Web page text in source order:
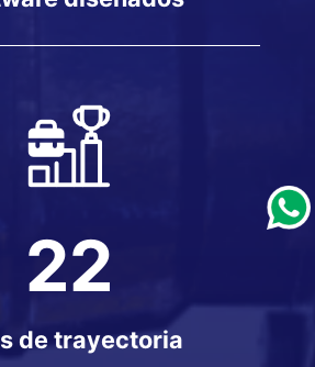
22
de trayectoria